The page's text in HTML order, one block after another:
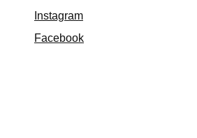
Instagram
Facebook